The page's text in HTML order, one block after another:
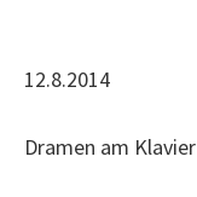
12.8.2014
Dramen am Klavier